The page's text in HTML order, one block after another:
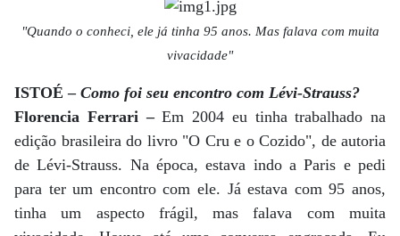
"Quando o conheci, ele já tinha 95 anos. Mas falava com muita
vivacidade"
ISTOÉ – Como foi seu encontro com Lévi-Strauss?
Florencia Ferrari –Em 2004 eu tinha trabalhado na
edição brasileira do livro "O Cru e o Cozido", de autoria
de Lévi-Strauss. Na época, estava indo a Paris e pedi
para ter um encontro com ele. Já estava com 95 anos,
tinha um aspecto frágil, mas falava com muita